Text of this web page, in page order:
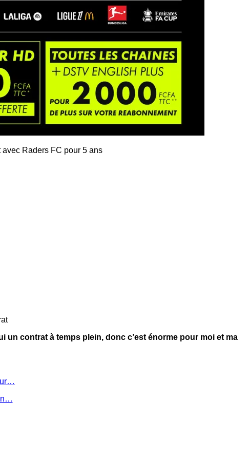
Raders FC pour 5 ans
un contrat à temps plein, donc c’est énorme pour moi et ma